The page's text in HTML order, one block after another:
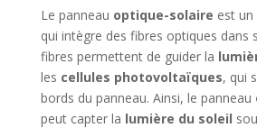
Le panneau optique-solaire est un
qui intègre des fibres optiques dans
fibres permettent de guider la
les cellules photovoltaïques, qui
bords du panneau. Ainsi, le panneau
peut capter la lumière du soleil